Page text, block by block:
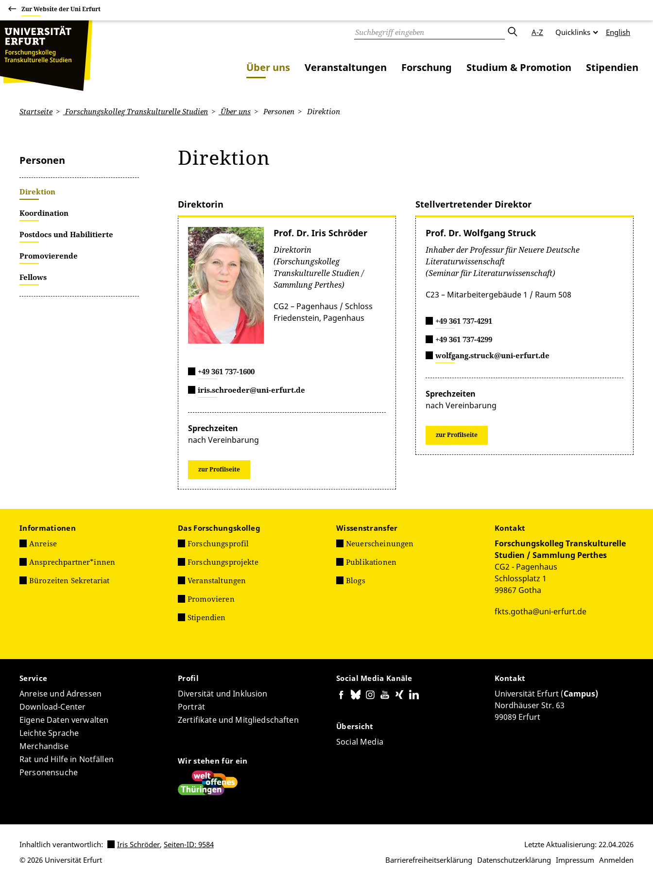
Zur Website der Uni Erfurt
A-Z Quicklinks English
Über uns Veranstaltungen Forschung Studium & Promotion Stipendien
Startseite Forschungskolleg Transkulturelle Studien Über uns Personen Direktion
Personen
Direktion
Koordination
Postdocs und Habilitierte
Promovierende
Fellows
Direktion
Direktorin
Prof. Dr. Iris Schröder
Direktorin
(Forschungskolleg
Transkulturelle Studien /
Sammlung Perthes)
CG2 – Pagenhaus / Schloss
Friedenstein, Pagenhaus
+49 361 737-1600
iris.schroeder@uni-erfurt.de
Sprechzeiten
nach Vereinbarung
zur Profilseite
Stellvertretender Direktor
Prof. Dr. Wolfgang Struck
Inhaber der Professur für Neuere Deutsche
Literaturwissenschaft
(Seminar für Literaturwissenschaft)
C23 – Mitarbeitergebäude 1 / Raum 508
+49 361 737-4291
+49 361 737-4299
wolfgang.struck@uni-erfurt.de
Sprechzeiten
nach Vereinbarung
zur Profilseite
Informationen
Anreise
Ansprechpartner*innen
Bürozeiten Sekretariat
Das Forschungskolleg
Forschungsprofil
Forschungsprojekte
Veranstaltungen
Promovieren
Stipendien
Wissenstransfer
Neuerscheinungen
Publikationen
Blogs
Kontakt
Forschungskolleg Transkulturelle
Studien / Sammlung Perthes
CG2 - Pagenhaus
Schlossplatz 1
99867 Gotha
fkts.gotha@uni-erfurt.de
Service
Anreise und Adressen
Download-Center
Eigene Daten verwalten
Leichte Sprache
Merchandise
Rat und Hilfe in Notfällen
Personensuche
Profil
Diversität und Inklusion
Porträt
Zertifikate und Mitgliedschaften
Wir stehen für ein
Social Media Kanäle
Übersicht
Social Media
Kontakt
Universität Erfurt (Campus)
Nordhäuser Str. 63
99089 Erfurt
Inhaltlich verantwortlich: Iris Schröder, Seiten-ID: 9584
Barrierefreiheitserklärung Datenschutzerklärung Impressum Anmelden
Letzte Aktualisierung: 22.04.2026
© 2026 Universität Erfurt